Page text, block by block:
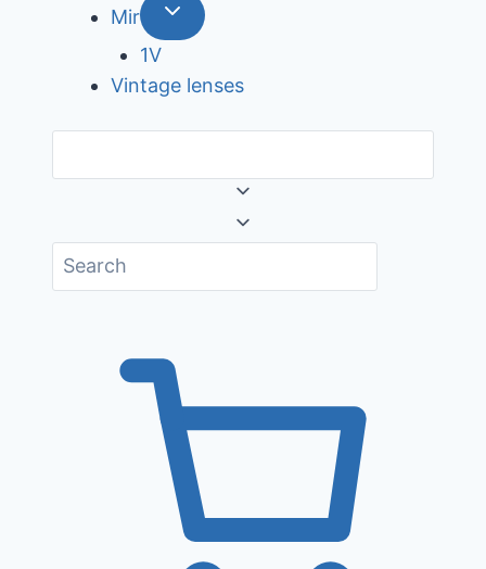
Mir
1V
Vintage lenses